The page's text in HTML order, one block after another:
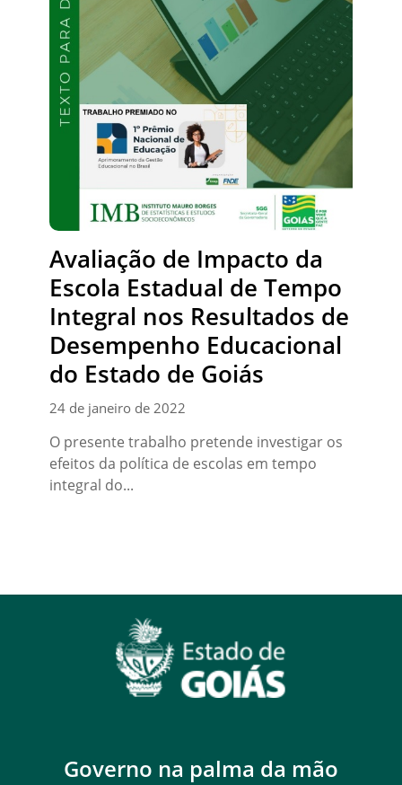
Avaliação de Impacto da
Escola Estadual de Tempo
Integral nos Resultados de
Desempenho Educacional
do Estado de Goiás
24 de janeiro de 2022
O presente trabalho pretende investigar os
efeitos da política de escolas em tempo
integral do...
Governo na palma da mão